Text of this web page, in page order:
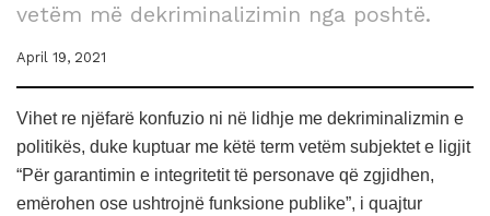
vetëm më dekriminalizimin nga poshtë.
April 19, 2021
Vihet re njëfarë konfuzio ni në lidhje me dekriminalizmin e
politikës, duke kuptuar me këtë term vetëm subjektet e ligjit
“Për garantimin e integritetit të personave që zgjidhen,
emërohen ose ushtrojnë funksione publike”, i quajtur